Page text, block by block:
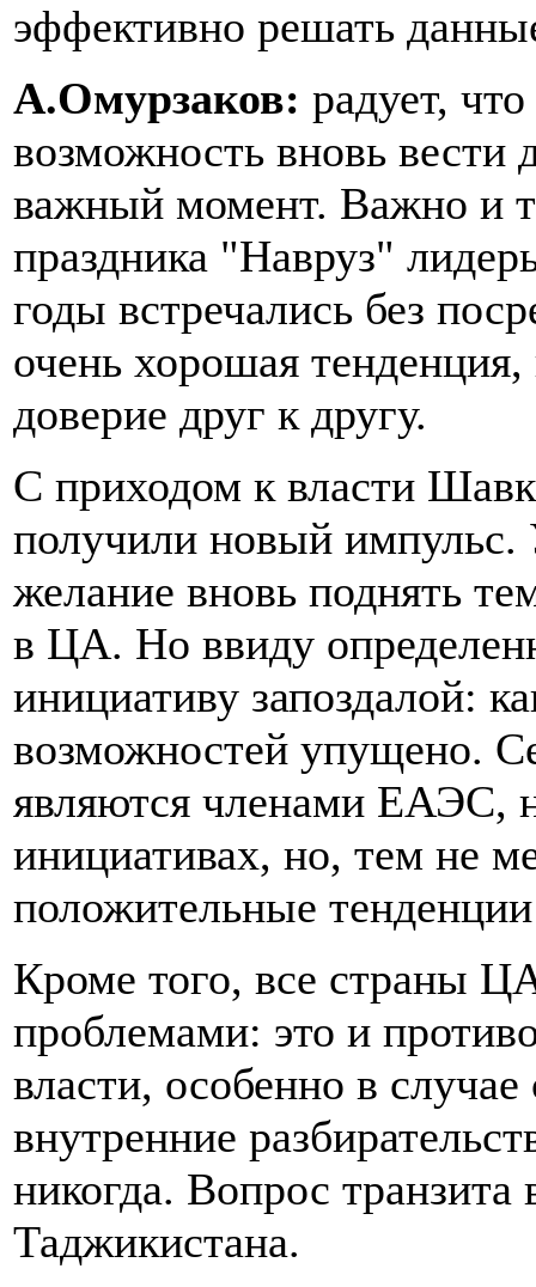
эффективно решать
А.Омурзаков: радует,
возможность вновь
важный момент. Важно и
праздника "Навруз"
годы встречались без
очень хорошая
доверие друг к другу.
С приходом к власти
получили новый импульс.
желание вновь поднять
в ЦА. Но ввиду
инициативу запоздалой:
возможностей упущено.
являются членами ЕАЭС,
инициативах, но, тем не
положительные
Кроме того, все страны
проблемами: это и
власти, особенно в
внутренние
никогда. Вопрос транзита
Таджикистана.